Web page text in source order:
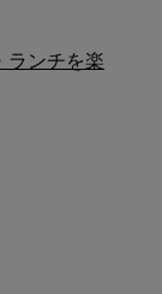
ランチを楽